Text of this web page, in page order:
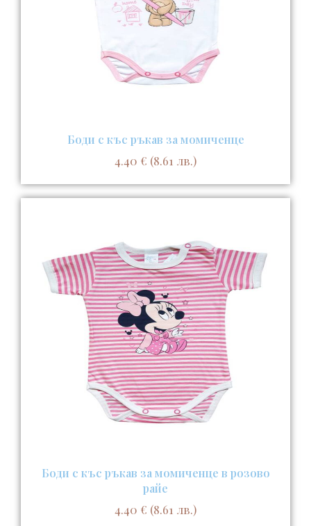
Боди с къс ръкав за момиченце
4.40 € (8.61 лв.)
Боди с къс ръкав за момиченце в розово
райе
4.40 € (8.61 лв.)